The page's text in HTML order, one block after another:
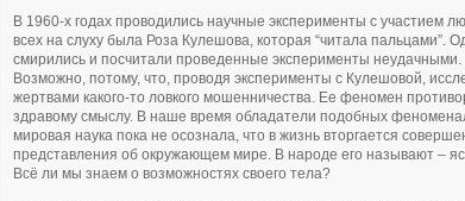
В 1960-х годах проводились научные эксперименты с участием
всех на слуху была Роза Кулешова, которая “читала пальцами”.
смирились и посчитали проведенные эксперименты неудачными.
Возможно, потому, что, проводя эксперименты с Кулешовой,
жертвами какого-то ловкого мошенничества. Ее феномен
здравому смыслу. В наше время обладатели подобных
мировая наука пока не осознала, что в жизнь вторгается
представления об окружающем мире. В народе его называют –
Всё ли мы знаем о возможностях своего тела?